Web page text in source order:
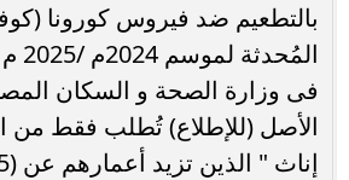
فى وزارة الصحة و السكان
الأصل (للإطلاع) تُطلب فقط من